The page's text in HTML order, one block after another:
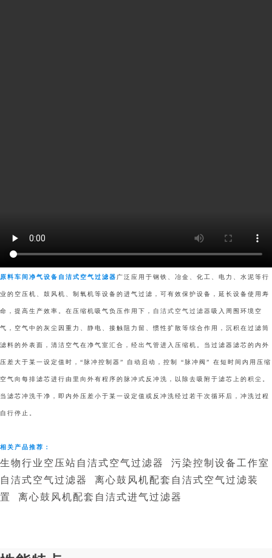
原料车间净气设备自洁式空气过滤器 广泛应用于钢铁、冶金、化工、电力、水泥等行
业的空压机、鼓风机、制氧机等设备的进气过滤，可有效保护设备，延长设备使用寿
命，提高生产效率。在压缩机吸气负压作用下， 自洁式空气过滤器吸入周围环境空
气，空气中的灰尘因重力、静电、接触阻力留、惯性扩散等综合作用，沉积在过滤筒
滤料的外表面，清洁空气在净气室汇合，经出气管进入压缩机。当过滤器滤芯的内外
压差大于某一设定值时，“脉冲控制器” 自动启动，控制 “脉冲阀” 在短时间内用压缩
空气向每排滤芯进行由里向外有程序的脉冲式反冲洗，以除去吸附于滤芯上的积尘。
当滤芯冲洗干净，即内外压差小于某一设定值或反冲洗经过若干次循环后，冲洗过程
自行停止。
相关产品推荐：
生物行业空压站自洁式空气过滤器
污染控制设备工作室
自洁式空气过滤器
离心鼓风机配套自洁式空气过滤装
置
离心鼓风机配套自洁式进气过滤器